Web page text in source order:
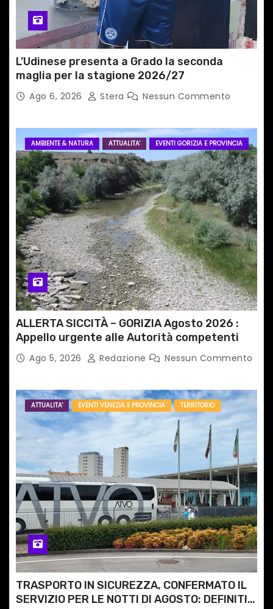
l
i
L’Udinese presenta a Grado la seconda
maglia per la stagione 2026/27
Ago 6, 2026 Stera Nessun Commento
AMBIENTE & NATURA ATTUALITA' EVENTI GORIZIA E PROVINCIA
ALLERTA SICCITÀ – GORIZIA Agosto 2026 :
Appello urgente alle Autorità competenti
Ago 5, 2026 Redazione Nessun Commento
ATTUALITA' EVENTI VENEZIA E PROVINCIA TERRITORIO
TRASPORTO IN SICUREZZA, CONFERMATO IL
SERVIZIO PER LE NOTTI DI AGOSTO: DEFINITI